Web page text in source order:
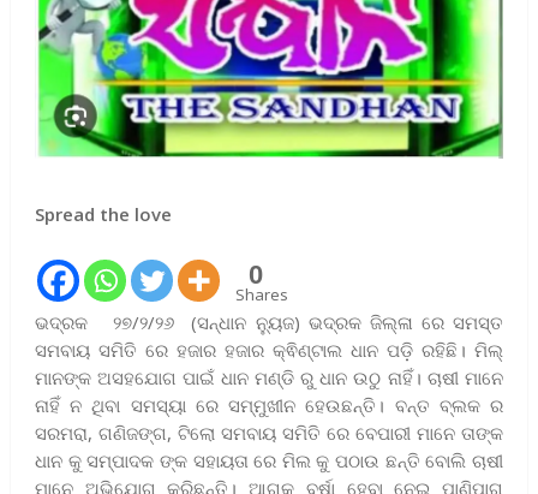
Spread the love
0
Shares
ଭଦ୍ରକ ୨୭/୨/୨୬ (ସନ୍ଧାନ ନ୍ୟୁଜ) ଭଦ୍ରକ ଜିଲ୍ଳା ରେ ସମସ୍ତ
ସମବାୟ ସମିତି ରେ ହଜାର ହଜାର କ୍ଵିଣ୍ଟାଲ ଧାନ ପଡ଼ି ରହିଛି। ମିଲ୍
ମାନଙ୍କ ଅସହଯୋଗ ପାଇଁ ଧାନ ମଣ୍ଡି ରୁ ଧାନ ଉଠୁ ନାହିଁ। ଚାଷୀ ମାନେ
ନାହିଁ ନ ଥିବା ସମସ୍ୟା ରେ ସମ୍ମୁଖୀନ ହେଉଛନ୍ତି। ବନ୍ତ ବ୍ଲକ ର
ସରମରା, ଗଣିଜଙ୍ଗ, ଟିଲୋ ସମବାୟ ସମିତି ରେ ବେପାରୀ ମାନେ ତାଙ୍କ
ଧାନ କୁ ସମ୍ପାଦକ ଙ୍କ ସହାୟତା ରେ ମିଲ କୁ ପଠାଉ ଛନ୍ତି ବୋଲି ଚାଷୀ
ମାନେ ଅଭିଯୋଗ କରିଛନ୍ତି। ଆଗକୁ ବର୍ଷା ହେବା ନେଇ ପାଣିପାଗ